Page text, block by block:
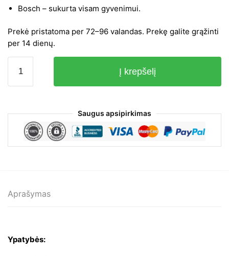
Bosch – sukurta visam gyvenimui.
Prekė pristatoma per 72–96 valandas. Prekę galite grąžinti
per 14 dienų.
kiekis:
Bosch
Į krepšelį
Saugus apsipirkimas
Aprašymas
Ypatybės: